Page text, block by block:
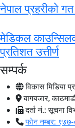
नेपाल प्रहरीको
मेडिकल
प्रतिशत उत्तीर्ण
सम्पर्क
विकास मिडिया
बागबजार,
दर्ता नं.: सूचना
फोन नम्बर: